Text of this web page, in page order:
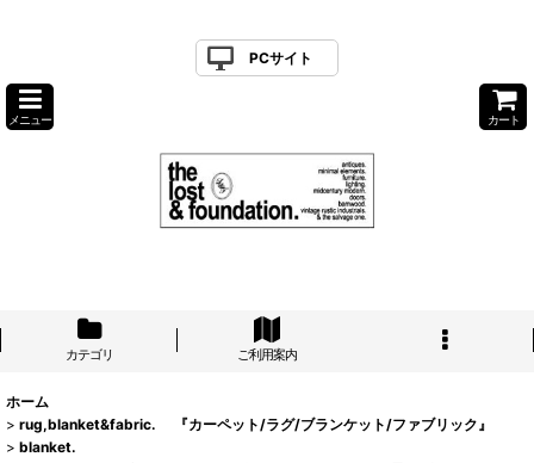
PCサイト
メニュー カート
カテゴリ ご利用案内
ホーム
> rug,blanket&fabric. 『カーペット/ラグ/ブランケット/ファブリック』
> blanket.